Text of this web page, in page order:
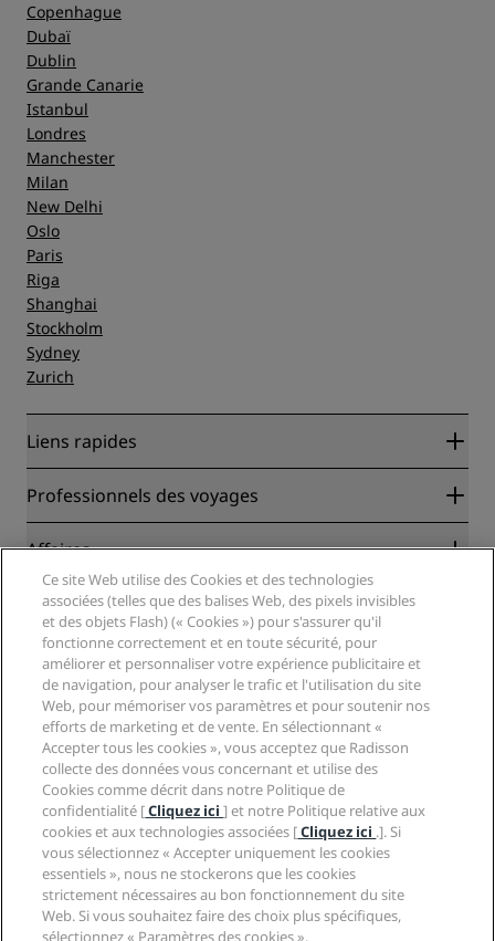
Copenhague
Dubaï
Dublin
Grande Canarie
Istanbul
Londres
Manchester
Milan
New Delhi
Oslo
Paris
Riga
Shanghai
Stockholm
Sydney
Zurich
Liens rapides
Radisson Rewards
Blog
Nouveaux et futurs hôtels
Application Radisson Hotels
Hôtels adaptés aux sportifs
Hôtels adaptés aux Familles
Santé et sécurité
Professionnels des voyages
Partenaires
Agents de voyages
Affaires
Radisson Hotel Group
Médias
Carrières RHG
Carrières PPHE
Carrières EHL
The Club by RHG
Opportunités de développement
Entreprise responsable
Approvisionnement
Légal
Centre de confidentialité
Mentions légales
Conditions générales Radisson Rewards
Contrat d’utilisation du site
Accessibilité numérique
Déclaration sur l’esclavage moderne
Aide
Avis aux consommateurs
Contact
FAQ
Plan du site
Médias sociaux
Marques Radisson Hotels
Ce site Web utilise des Cookies et des technologies
associées (telles que des balises Web, des pixels invisibles
et des objets Flash) (« Cookies ») pour s'assurer qu'il
fonctionne correctement et en toute sécurité, pour
améliorer et personnaliser votre expérience publicitaire et
de navigation, pour analyser le trafic et l'utilisation du site
Web, pour mémoriser vos paramètres et pour soutenir nos
efforts de marketing et de vente. En sélectionnant «
Accepter tous les cookies », vous acceptez que Radisson
collecte des données vous concernant et utilise des
Cookies comme décrit dans notre Politique de
confidentialité [Cliquez ici] et notre Politique relative aux
cookies et aux technologies associées [Cliquez ici .]. Si
vous sélectionnez « Accepter uniquement les cookies
essentiels », nous ne stockerons que les cookies
strictement nécessaires au bon fonctionnement du site
Web. Si vous souhaitez faire des choix plus spécifiques,
sélectionnez « Paramètres des cookies ».